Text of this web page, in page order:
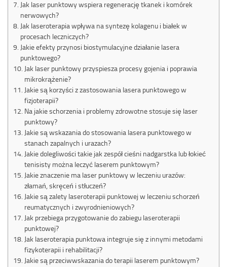
Jak laser punktowy wspiera regenerację tkanek i komórek
nerwowych?
Jak laseroterapia wpływa na syntezę kolagenu i białek w
procesach leczniczych?
Jakie efekty przynosi biostymulacyjne działanie lasera
punktowego?
Jak laser punktowy przyspiesza procesy gojenia i poprawia
mikrokrążenie?
Jakie są korzyści z zastosowania lasera punktowego w
fizjoterapii?
Na jakie schorzenia i problemy zdrowotne stosuje się laser
punktowy?
Jakie są wskazania do stosowania lasera punktowego w
stanach zapalnych i urazach?
Jakie dolegliwości takie jak zespół cieśni nadgarstka lub łokieć
tenisisty można leczyć laserem punktowym?
Jakie znaczenie ma laser punktowy w leczeniu urazów:
złamań, skręceń i stłuczeń?
Jakie są zalety laseroterapii punktowej w leczeniu schorzeń
reumatycznych i zwyrodnieniowych?
Jak przebiega przygotowanie do zabiegu laseroterapii
punktowej?
Jak laseroterapia punktowa integruje się z innymi metodami
fizykoterapii i rehabilitacji?
Jakie są przeciwwskazania do terapii laserem punktowym?